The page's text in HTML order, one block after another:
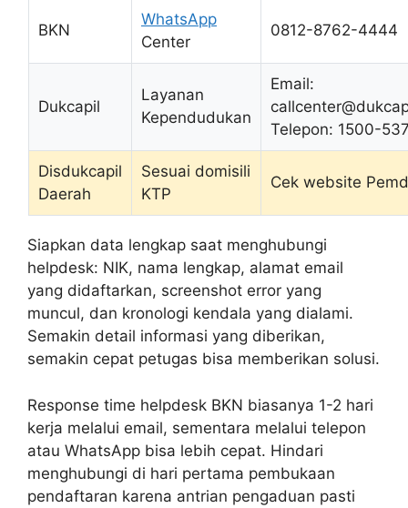
BKN
WhatsApp
Center
0812-8762-4444
Dukcapil
Layanan
Kependudukan
Email:
Telepon: 1500-
Disdukcapil
Daerah
Sesuai domisili
KTP
Cek website
Siapkan data lengkap saat menghubungi
helpdesk: NIK, nama lengkap, alamat email
yang didaftarkan, screenshot error yang
muncul, dan kronologi kendala yang dialami.
Semakin detail informasi yang diberikan,
semakin cepat petugas bisa memberikan solusi.
Response time helpdesk BKN biasanya 1-2 hari
kerja melalui email, sementara melalui telepon
atau WhatsApp bisa lebih cepat. Hindari
menghubungi di hari pertama pembukaan
pendaftaran karena antrian pengaduan pasti